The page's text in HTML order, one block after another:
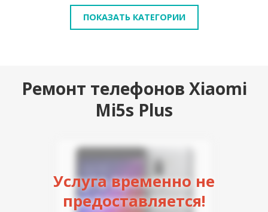
ПОКАЗАТЬ КАТЕГОРИИ
Ремонт телефонов Xiaomi
Mi5s Plus
Услуга временно не
предоставляется!